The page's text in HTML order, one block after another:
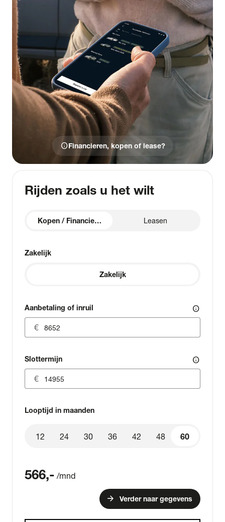
infoFinancieren, kopen of lease?
Rijden zoals u het wilt
Kopen / Financieren Leasen
Zakelijk
Zakelijk
Aanbetaling of inruil info
Slottermijn info
Looptijd in maanden
60
12 24 30 36 42 48 60
566,- /mnd
arrow_forward Verder naar gegevens